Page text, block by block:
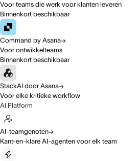
Voor teams die werk voor klanten leveren
Binnenkort beschikbaar
Command by Asana
Voor ontwikkelteams
Binnenkort beschikbaar
StackAI door Asana
Voor elke kritieke workflow
AI Platform
AI-teamgenoten
Kant-en-klare AI-agenten voor elk team